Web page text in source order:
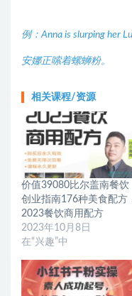
例：Anna is slurping her
安娜正嗦着螺蛳粉。
相关课程/资源
价值39080比尔盖南餐饮
创业指南176种美食配方
2023餐饮商用配方
2023年10月8日
在“兴趣”中